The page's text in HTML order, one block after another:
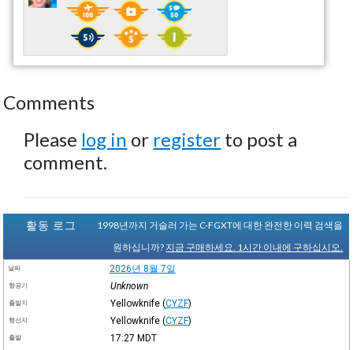
Comments
Please log in or register to post a
comment.
활동 로그
1998년까지 거슬러 가는 C-FGXT에 대한 완전한 이력 검색을
원하십니까? 지금 구매하세요. 1시간 이내에 구하십시오.
날짜 2026년 8월 7일
항공기 Unknown
출발지 Yellowknife (CYZF)
행선지 Yellowknife (CYZF)
출발 17:27 MDT